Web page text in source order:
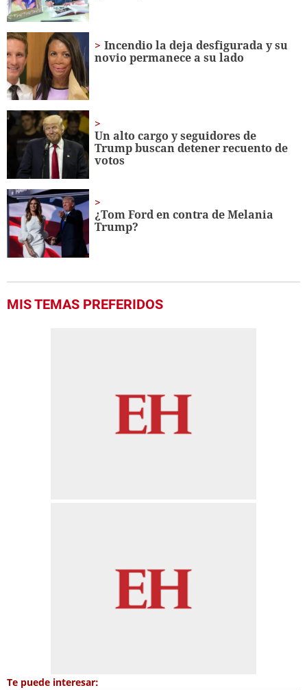
Incendio la deja desfigurada y su
novio permanece a su lado
Un alto cargo y seguidores de
Trump buscan detener recuento de
votos
¿Tom Ford en contra de Melania
Trump?
MIS TEMAS PREFERIDOS
Te puede interesar: